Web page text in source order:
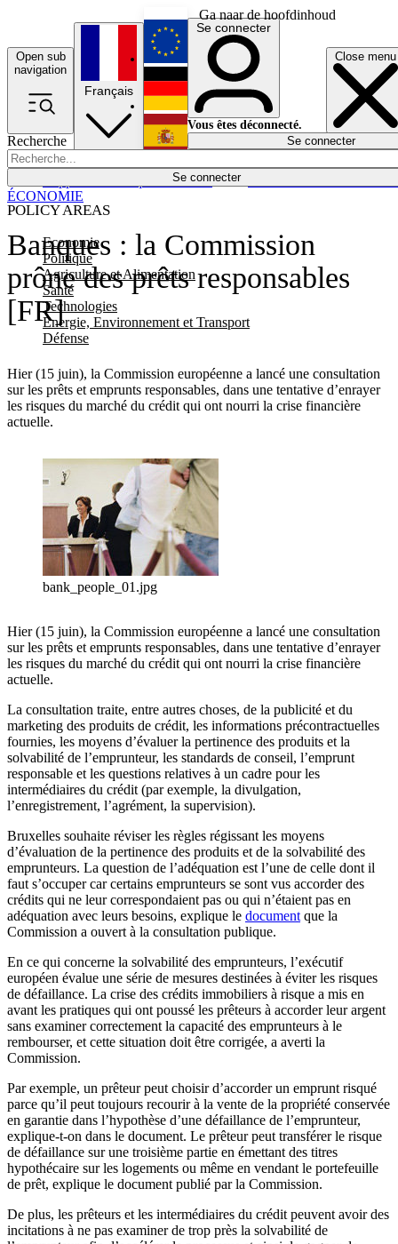
Ga naar de hoofdinhoud
Open sub
navigation
Close menu
Recherche
Se connecter
POLICY AREAS
Economie
Politique
Agriculture et Alimentation
Santé
Technologies
Energie, Environnement et Transport
Défense
Économie
Français
English
Deutsch
Español
Se connecter
Vous êtes déconnecté.
Se connecter
Banques : la Commission
prône des prêts responsables
[FR]
Hier (15 juin), la Commission européenne a lancé une consultation
sur les prêts et emprunts responsables, dans une tentative d’enrayer
les risques du marché du crédit qui ont nourri la crise financière
actuelle.
ÉCONOMIE
bank_people_01.jpg
Hier (15 juin), la Commission européenne a lancé une consultation
sur les prêts et emprunts responsables, dans une tentative d’enrayer
les risques du marché du crédit qui ont nourri la crise financière
actuelle.
La consultation traite, entre autres choses, de la publicité et du
marketing des produits de crédit, les informations précontractuelles
fournies, les moyens d’évaluer la pertinence des produits et la
solvabilité de l’emprunteur, les standards de conseil, l’emprunt
responsable et les questions relatives à un cadre pour les
intermédiaires du crédit (par exemple, la divulgation,
l’enregistrement, l’agrément, la supervision).
Bruxelles souhaite réviser les règles régissant les moyens
d’évaluation de la pertinence des produits et de la solvabilité des
emprunteurs. La question de l’adéquation est l’une de celle dont il
faut s’occuper car certains emprunteurs se sont vus accorder des
crédits qui ne leur correspondaient pas ou qui n’étaient pas en
adéquation avec leurs besoins, explique le document que la
Commission a ouvert à la consultation publique.
En ce qui concerne la solvabilité des emprunteurs, l’exécutif
européen évalue une série de mesures destinées à éviter les risques
de défaillance. La crise des crédits immobiliers à risque a mis en
avant les pratiques qui ont poussé les prêteurs à accorder leur argent
sans examiner correctement la capacité des emprunteurs à le
rembourser, et cette situation doit être corrigée, a averti la
Commission.
Par exemple, un prêteur peut choisir d’accorder un emprunt risqué
parce qu’il peut toujours recourir à la vente de la propriété conservée
en garantie dans l’hypothèse d’une défaillance de l’emprunteur,
explique-t-on dans le document. Le prêteur peut transférer le risque
de défaillance sur une troisième partie en émettant des titres
hypothécaire sur les logements ou même en vendant le portefeuille
de prêt, explique le document publié par la Commission.
De plus, les prêteurs et les intermédiaires du crédit peuvent avoir des
incitations à ne pas examiner de trop près la solvabilité de